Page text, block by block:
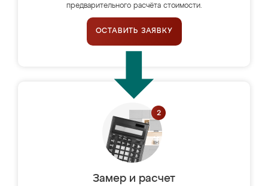
предварительного расчёта стоимости.
ОСТАВИТЬ ЗАЯВКУ
Замер и расчет